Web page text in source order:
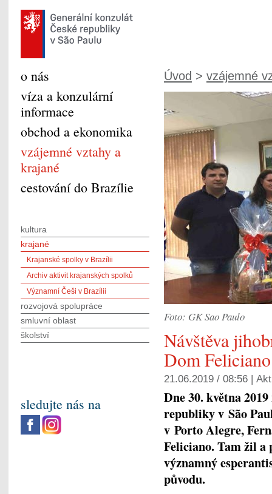
Úvod > vzájemné
Foto: GK Sao Paulo
Návštěva
Dom Feliciano
21.06.2019 / 08:56 |
Dne 30. května
republiky v São
v Porto Alegre,
Feliciano. Tam žil
významný
původu.
o nás
víza a konzulární
informace
obchod a ekonomika
vzájemné vztahy a
krajané
cestování do Brazílie
kultura
krajané
Krajanské spolky v Brazílii
Archiv aktivit krajanských spolků
Významní Češi v Brazílii
rozvojová spolupráce
smluvní oblast
školství
sledujte nás na